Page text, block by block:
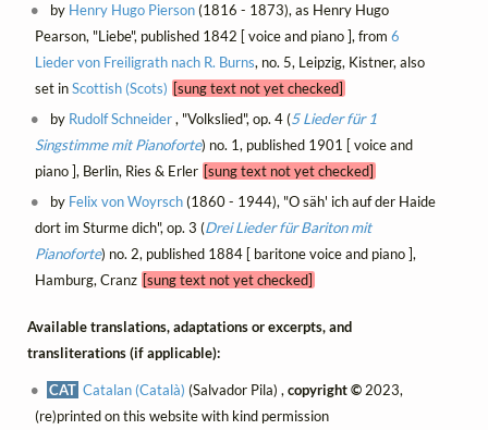
by Henry Hugo Pierson(1816 - 1873), as Henry Hugo
Pearson, "Liebe", published 1842 [ voice and piano ], from 6
Lieder von Freiligrath nach R. Burns, no. 5, Leipzig, Kistner, also
set inScottish (Scots) [sung text not yet checked]
by Rudolf Schneider, "Volkslied", op. 4 (5 Lieder für 1
Singstimme mit Pianoforte) no. 1, published 1901 [ voice and
piano ], Berlin, Ries & Erler [sung text not yet checked]
by Felix von Woyrsch(1860 - 1944), "O säh' ich auf der Haide
dort im Sturme dich", op. 3 (Drei Lieder für Bariton mit
Pianoforte) no. 2, published 1884 [ baritone voice and piano ],
Hamburg, Cranz [sung text not yet checked]
Available translations, adaptations or excerpts, and
transliterations (if applicable):
CAT Catalan (Català) (Salvador Pila) ,copyright © 2023,
(re)printed on this website with kind permission